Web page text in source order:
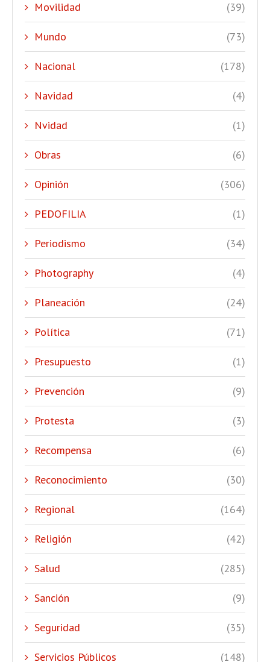
Movilidad (39)
Mundo (73)
Nacional (178)
Navidad (4)
Nvidad (1)
Obras (6)
Opinión (306)
PEDOFILIA (1)
Periodismo (34)
Photography (4)
Planeación (24)
Política (71)
Presupuesto (1)
Prevención (9)
Protesta (3)
Recompensa (6)
Reconocimiento (30)
Regional (164)
Religión (42)
Salud (285)
Sanción (9)
Seguridad (35)
Servicios Públicos (148)